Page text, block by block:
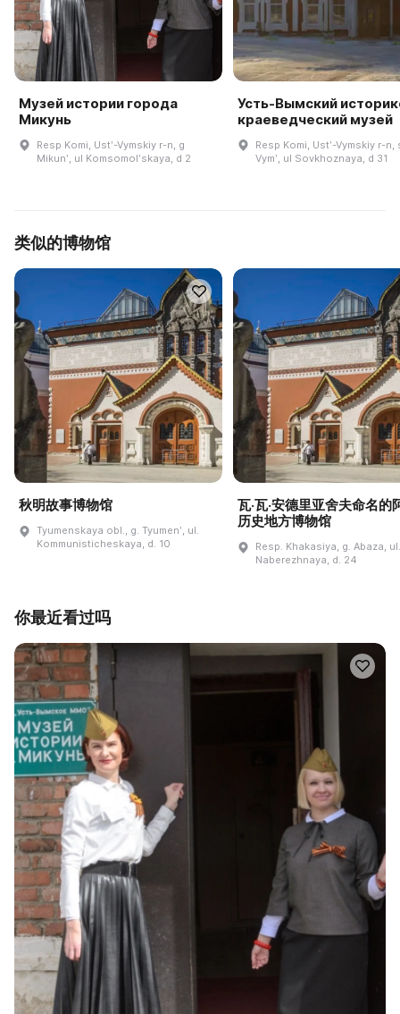
Музей истории города
Микунь
Resp Komi, Ustʹ-Vymskiy r-n, g
Mikunʹ, ul Komsomolʹskaya, d 2
Усть-Вымский
краеведческий музей
Resp Komi, Ustʹ-Vymskiy r-n,
Vymʹ, ul Sovkhoznaya, d 31
类似的博物馆
秋明故事博物馆
Tyumenskaya obl., g. Tyumenʹ, ul.
Kommunisticheskaya, d. 10
瓦·瓦·安德里亚舍夫命名的
历史地方博物馆
Resp. Khakasiya, g. Abaza, ul.
Naberezhnaya, d. 24
你最近看过吗